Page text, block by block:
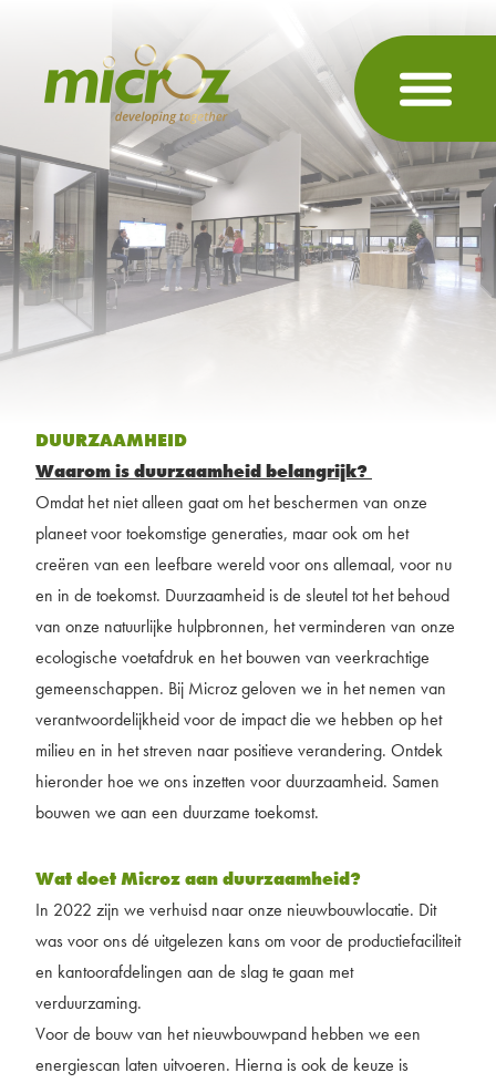
DUURZAAMHEID
Waarom is duurzaamheid belangrijk?
Omdat het niet alleen gaat om het beschermen van onze
planeet voor toekomstige generaties, maar ook om het
creëren van een leefbare wereld voor ons allemaal, voor nu
en in de toekomst. Duurzaamheid is de sleutel tot het behoud
van onze natuurlijke hulpbronnen, het verminderen van onze
ecologische voetafdruk en het bouwen van veerkrachtige
gemeenschappen. Bij Microz geloven we in het nemen van
verantwoordelijkheid voor de impact die we hebben op het
milieu en in het streven naar positieve verandering. Ontdek
hieronder hoe we ons inzetten voor duurzaamheid. Samen
bouwen we aan een duurzame toekomst.
Wat doet Microz aan duurzaamheid?
In 2022 zijn we verhuisd naar onze nieuwbouwlocatie. Dit
was voor ons dé uitgelezen kans om voor de productiefaciliteit
en kantoorafdelingen aan de slag te gaan met
verduurzaming.
Voor de bouw van het nieuwbouwpand hebben we een
energiescan laten uitvoeren. Hierna is ook de keuze is